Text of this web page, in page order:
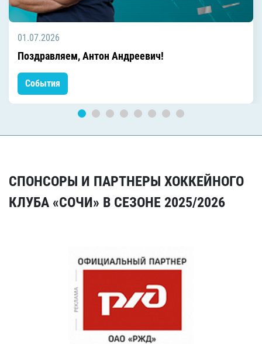
01.07.2026
Поздравляем, Антон Андреевич!
События
СПОНСОРЫ И ПАРТНЕРЫ ХОККЕЙНОГО
КЛУБА «СОЧИ» В СЕЗОНЕ 2025/2026